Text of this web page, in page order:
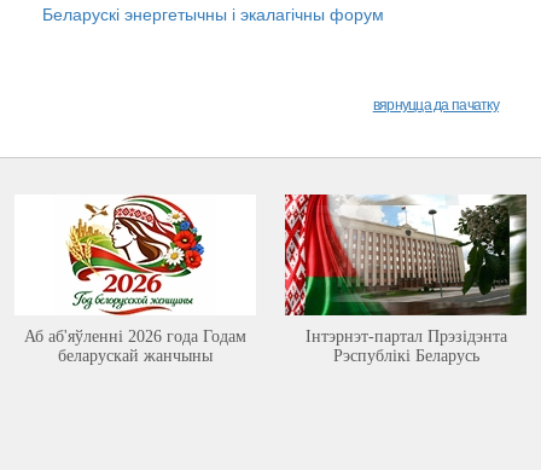
Беларускі энергетычны і экалагічны форум
вярнуцца да пачатку
Аб аб'яўленні 2026 года Годам
беларускай жанчыны
Інтэрнэт-партал Прэзідэнта
Рэспублікі Беларусь